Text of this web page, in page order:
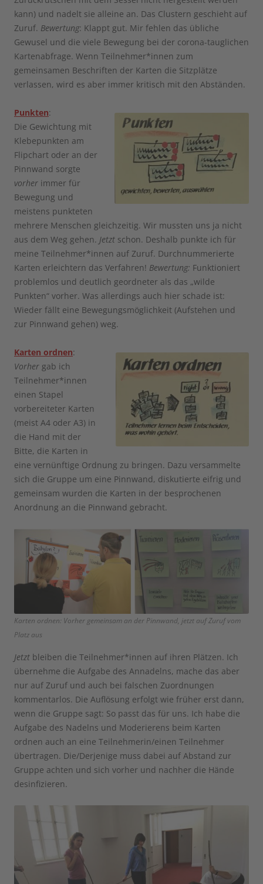
kann) und nadelt sie alleine an. Das Clustern geschieht auf
Zuruf. Bewertung: Klappt gut. Mir fehlen das übliche
Gewusel und die viele Bewegung bei der corona-tauglichen
Kartenabfrage. Wenn Teilnehmer*innen zum
gemeinsamen Beschriften der Karten die Sitzplätze
verlassen, wird es aber immer kritisch mit den Abständen.
Punkten:
Die Gewichtung mit
Klebepunkten am
Flipchart oder an der
Pinnwand sorgte
vorher immer für
Bewegung und
meistens punkteten
mehrere Menschen gleichzeitig. Wir mussten uns ja nicht
aus dem Weg gehen. Jetzt schon. Deshalb punkte ich für
meine Teilnehmer*innen auf Zuruf. Durchnummerierte
Karten erleichtern das Verfahren! Bewertung: Funktioniert
problemlos und deutlich geordneter als das „wilde
Punkten“ vorher. Was allerdings auch hier schade ist:
Wieder fällt eine Bewegungsmöglichkeit (Aufstehen und
zur Pinnwand gehen) weg.
Karten ordnen:
Vorher gab ich
Teilnehmer*innen
einen Stapel
vorbereiteter Karten
(meist A4 oder A3) in
die Hand mit der
Bitte, die Karten in
eine vernünftige Ordnung zu bringen. Dazu versammelte
sich die Gruppe um eine Pinnwand, diskutierte eifrig und
gemeinsam wurden die Karten in der besprochenen
Anordnung an die Pinnwand gebracht.
Karten ordnen: Vorher gemeinsam an der Pinnwand, jetzt auf Zuruf vom
Platz aus
Jetzt bleiben die Teilnehmer*innen auf ihren Plätzen. Ich
übernehme die Aufgabe des Annadelns, mache das aber
nur auf Zuruf und auch bei falschen Zuordnungen
kommentarlos. Die Auflösung erfolgt wie früher erst dann,
wenn die Gruppe sagt: So passt das für uns. Ich habe die
Aufgabe des Nadelns und Moderierens beim Karten
ordnen auch an eine Teilnehmerin/einen Teilnehmer
übertragen. Die/Derjenige muss dabei auf Abstand zur
Gruppe achten und sich vorher und nachher die Hände
desinfizieren.